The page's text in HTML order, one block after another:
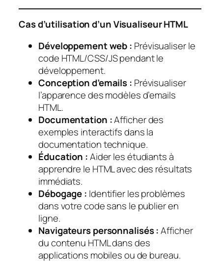
Cas d’utilisation d’un Visualiseur HTML
Développement web : Prévisualiser le
code HTML/CSS/JS pendant le
développement.
Conception d’emails : Prévisualiser
l’apparence des modèles d’emails
HTML.
Documentation :Afficher des
exemples interactifs dans la
documentation technique.
Éducation :Aider les étudiants à
apprendre le HTML avec des résultats
immédiats.
Débogage : Identifier les problèmes
dans votre code sans le publier en
ligne.
Navigateurs personnalisés :Afficher
du contenu HTML dans des
applications mobiles ou de bureau.